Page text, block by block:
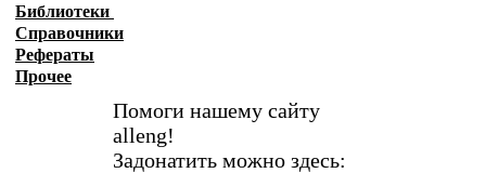
Библиотеки
Справочники
Рефераты
Прочее
Помоги нашему сайту
alleng!
Задонатить можно здесь: